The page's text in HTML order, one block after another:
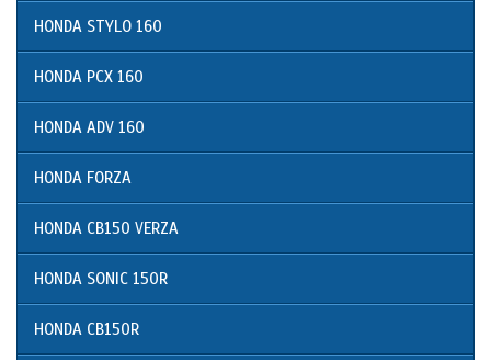
HONDA STYLO 160
HONDA PCX 160
HONDA ADV 160
HONDA FORZA
HONDA CB150 VERZA
HONDA SONIC 150R
HONDA CB150R